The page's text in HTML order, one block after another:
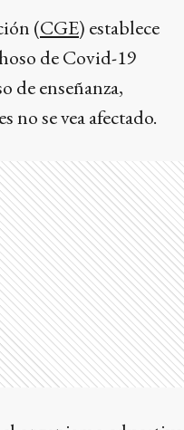
(CGE) establece
de Covid-19
de enseñanza,
no se vea afectado.